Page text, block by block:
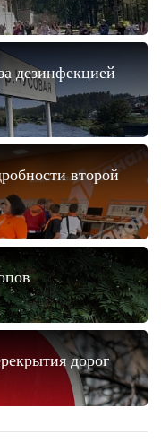
дезинфекцией
второй
дорог